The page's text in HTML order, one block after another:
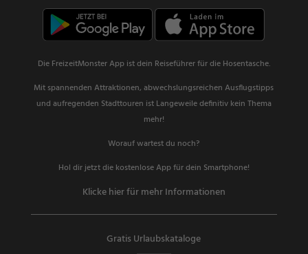
Die FreizeitMonster App ist dein Reiseführer für die Hosentasche.
Mit spannenden Attraktionen, abwechslungsreichen Ausflugstipps
und aufregenden Stadttouren ist Langeweile definitiv kein Thema
mehr!
Worauf wartest du noch?
Hol dir jetzt die kostenlose App für dein Smartphone!
Klicke hier für mehr Informationen
Gratis Urlaubskataloge